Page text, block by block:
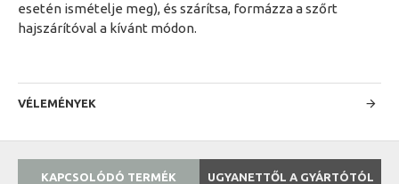
esetén ismételje meg), és szárítsa, formázza a szőrt
hajszárítóval a kívánt módon.
VÉLEMÉNYEK
KAPCSOLÓDÓ TERMÉK UGYANETTŐL A GYÁRTÓTÓL